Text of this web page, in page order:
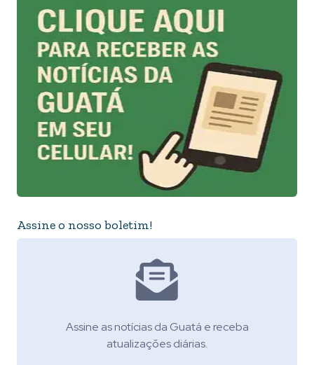
Assine o nosso boletim!
Assine as notícias da Guatá e receba
atualizações diárias.